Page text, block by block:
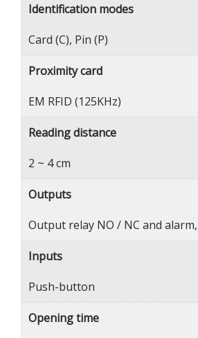
Identification modes
Card (C), Pin (P)
Proximity card
EM RFID (125KHz)
Reading distance
2 ~ 4 cm
Outputs
Output relay NO / NC and
Inputs
Push-button
Opening time